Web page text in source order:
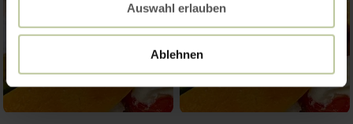
Auswahl erlauben
Ablehnen